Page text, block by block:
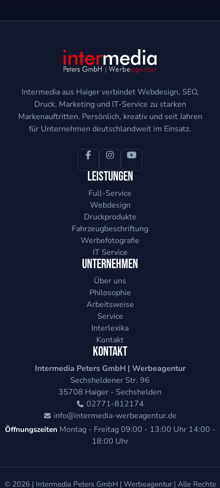
Intermedia aus Haiger verbindet Webdesign, SEO,
Druck, Marketing und IT-Service zu starken
Markenauftritten. Persönlich, kreativ und seit Jahren
für Unternehmen deutschlandweit im Einsatz.
Leistungen
Full-Service
Webdesign
Druckprodukte
Fahrzeugbeschriftung
Werbefotografie
IT Service
Unternehmen
Über uns
Philosophie
Arbeitsweise
Service
Interlexika
Kontakt
Kontakt
Intermedia Peters GmbH | Werbeagentur
Sechsheldener Str. 96
35708 Haiger - Sechshelden
02771-812174
info@intermedia-werbeagentur.de
Öffnungszeiten Montag - Freitag 09:00 - 13:00 Uhr 14:00 -
18:00 Uhr
© 2026 | Intermedia Peters GmbH | Werbeagentur| Alle Rechte